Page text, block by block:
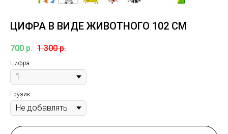
ЦИФРА В ВИДЕ ЖИВОТНОГО 102 СМ
700 р. 1 300 р.
Цифра
Грузик